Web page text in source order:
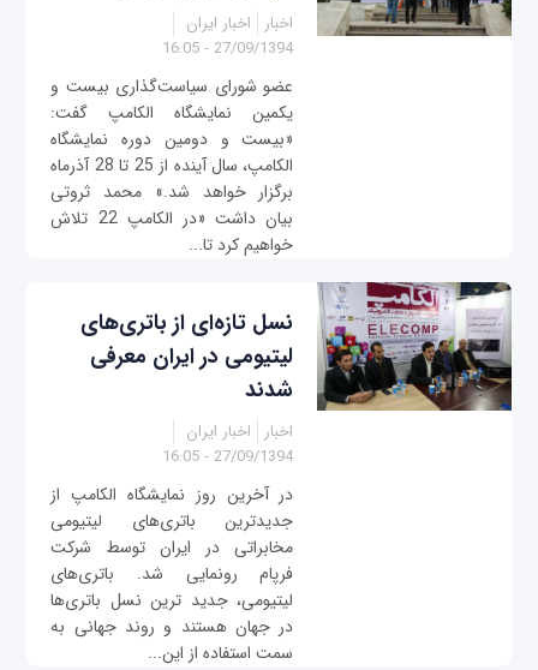
اخبار
اخبار ایران
27/09/1394 - 16:05
عضو شورای سیاست‌گذاری بیست و
یکمین نمایشگاه الکامپ گفت:
«بیست و دومین دوره نمایشگاه
الکامپ، سال آینده از 25 تا 28 آذرماه
برگزار خواهد شد.» محمد ثروتی
بیان داشت «در الکامپ 22 تلاش
خواهیم کرد تا...
نسل تازه‌ای از باتری‌های
لیتیومی در ایران معرفی
شدند
اخبار
اخبار ایران
27/09/1394 - 16:05
در آخرین روز نمایشگاه الکامپ از
جدیدترین باتری‌های لیتیومی
مخابراتی در ایران توسط شرکت
فرپام رونمایی شد. باتری‌های
لیتیومی، جدید ترین نسل باتری‌ها
در جهان هستند و روند جهانی به
سمت استفاده از این...